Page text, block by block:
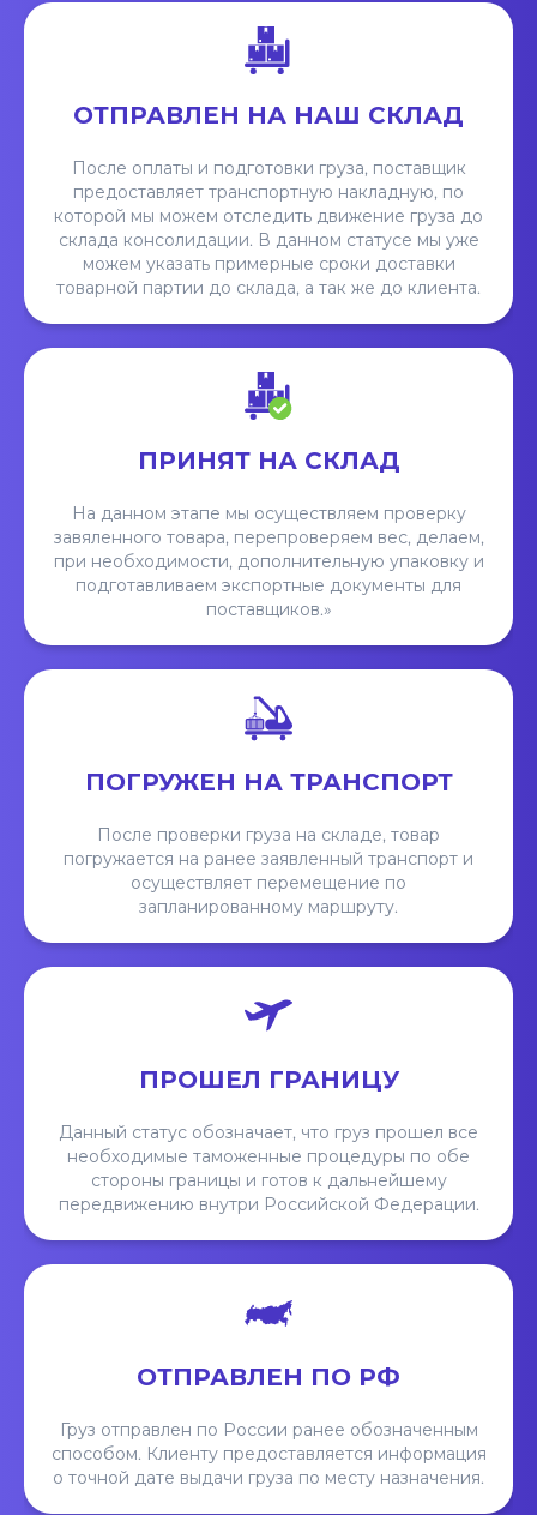
ОТПРАВЛЕН НА НАШ СКЛАД
После оплаты и подготовки груза, поставщик
предоставляет транспортную накладную, по
которой мы можем отследить движение груза до
склада консолидации. В данном статусе мы уже
можем указать примерные сроки доставки
товарной партии до склада, а так же до клиента.
ПРИНЯТ НА СКЛАД
На данном этапе мы осуществляем проверку
завяленного товара, перепроверяем вес, делаем,
при необходимости, дополнительную упаковку и
подготавливаем экспортные документы для
поставщиков.»
ПОГРУЖЕН НА ТРАНСПОРТ
После проверки груза на складе, товар
погружается на ранее заявленный транспорт и
осуществляет перемещение по
запланированному маршруту.
ПРОШЕЛ ГРАНИЦУ
Данный статус обозначает, что груз прошел все
необходимые таможенные процедуры по обе
стороны границы и готов к дальнейшему
передвижению внутри Российской Федерации.
ОТПРАВЛЕН ПО РФ
Груз отправлен по России ранее обозначенным
способом. Клиенту предоставляется информация
о точной дате выдачи груза по месту назначения.